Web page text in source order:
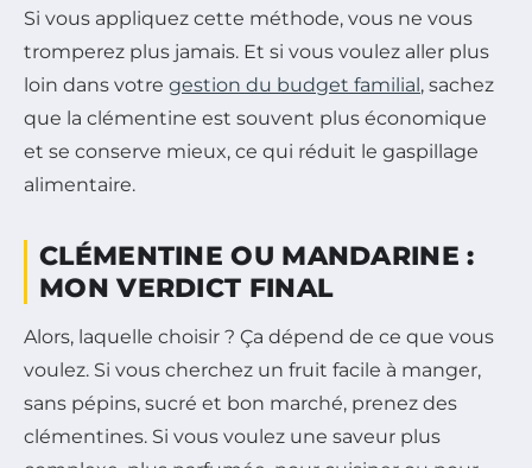
Si vous appliquez cette méthode, vous ne vous
tromperez plus jamais. Et si vous voulez aller plus
loin dans votre gestion du budget familial , sachez
que la clémentine est souvent plus économique
et se conserve mieux, ce qui réduit le gaspillage
alimentaire.
CLÉMENTINE OU MANDARINE :
MON VERDICT FINAL
Alors, laquelle choisir ? Ça dépend de ce que vous
voulez. Si vous cherchez un fruit facile à manger,
sans pépins, sucré et bon marché, prenez des
clémentines. Si vous voulez une saveur plus